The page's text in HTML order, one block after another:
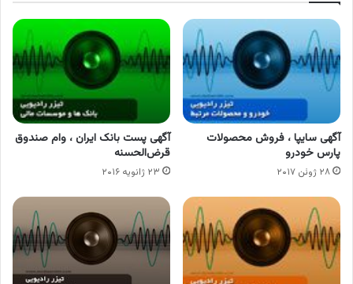
آگهی سایپا ، فروش محصولات
پارس خودرو
۲۸ ژوئن ۲۰۱۷
آگهی پست بانک ایران ، وام صندوق
قرض‌الحسنه
۲۳ ژانویه ۲۰۱۶